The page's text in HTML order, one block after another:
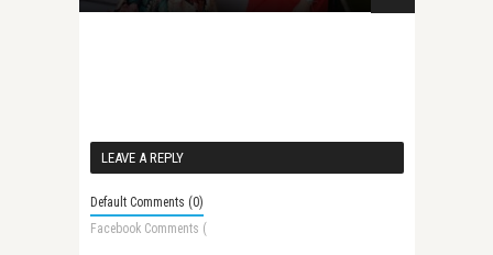
LEAVE A REPLY
Default Comments (0)
Facebook Comments (